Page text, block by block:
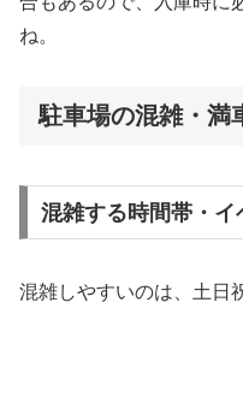
ね。
駐車場の混雑・満
混雑する時間帯・
混雑しやすいのは、土日